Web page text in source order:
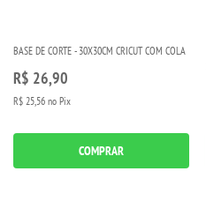
BASE DE CORTE - 30X30CM CRICUT COM COLA
R$ 26,90
R$ 25,56 no Pix
COMPRAR